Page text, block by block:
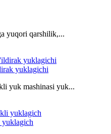
yuqori qarshilik,...
yuklagichi
yuk mashinasi yuk...